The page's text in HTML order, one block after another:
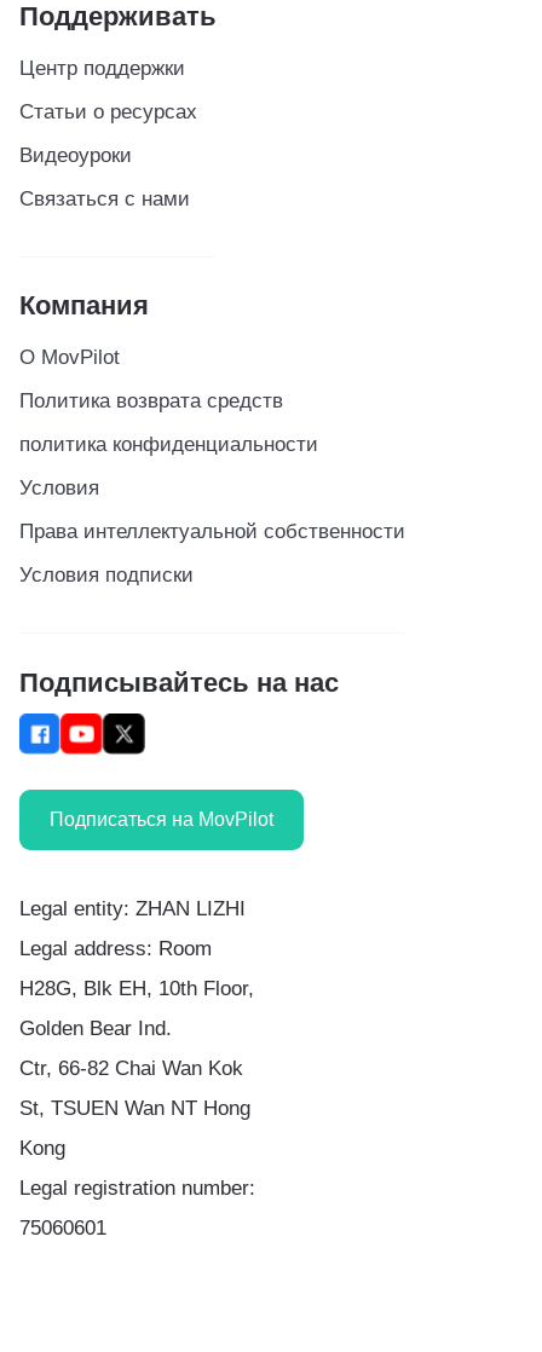
Поддерживать
Центр поддержки
Статьи о ресурсах
Видеоуроки
Связаться с нами
Компания
О MovPilot
Политика возврата средств
политика конфиденциальности
Условия
Права интеллектуальной собственности
Условия подписки
Подписывайтесь на нас
Подписаться на MovPilot
Legal entity: ZHAN LIZHI
Legal address: Room
H28G, Blk EH, 10th Floor,
Golden Bear Ind.
Ctr, 66-82 Chai Wan Kok
St, TSUEN Wan NT Hong
Kong
Legal registration number:
75060601